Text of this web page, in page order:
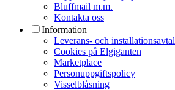
Bluffmail m.m.
Kontakta oss
Information
Leverans- och installationsavtal
Cookies på Elgiganten
Marketplace
Personuppgiftspolicy
Visselblåsning